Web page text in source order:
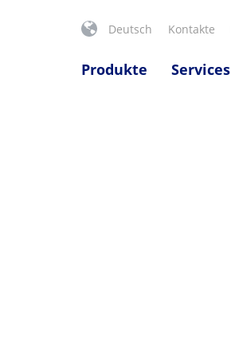
Deutsch Kontakte
Produkte Services